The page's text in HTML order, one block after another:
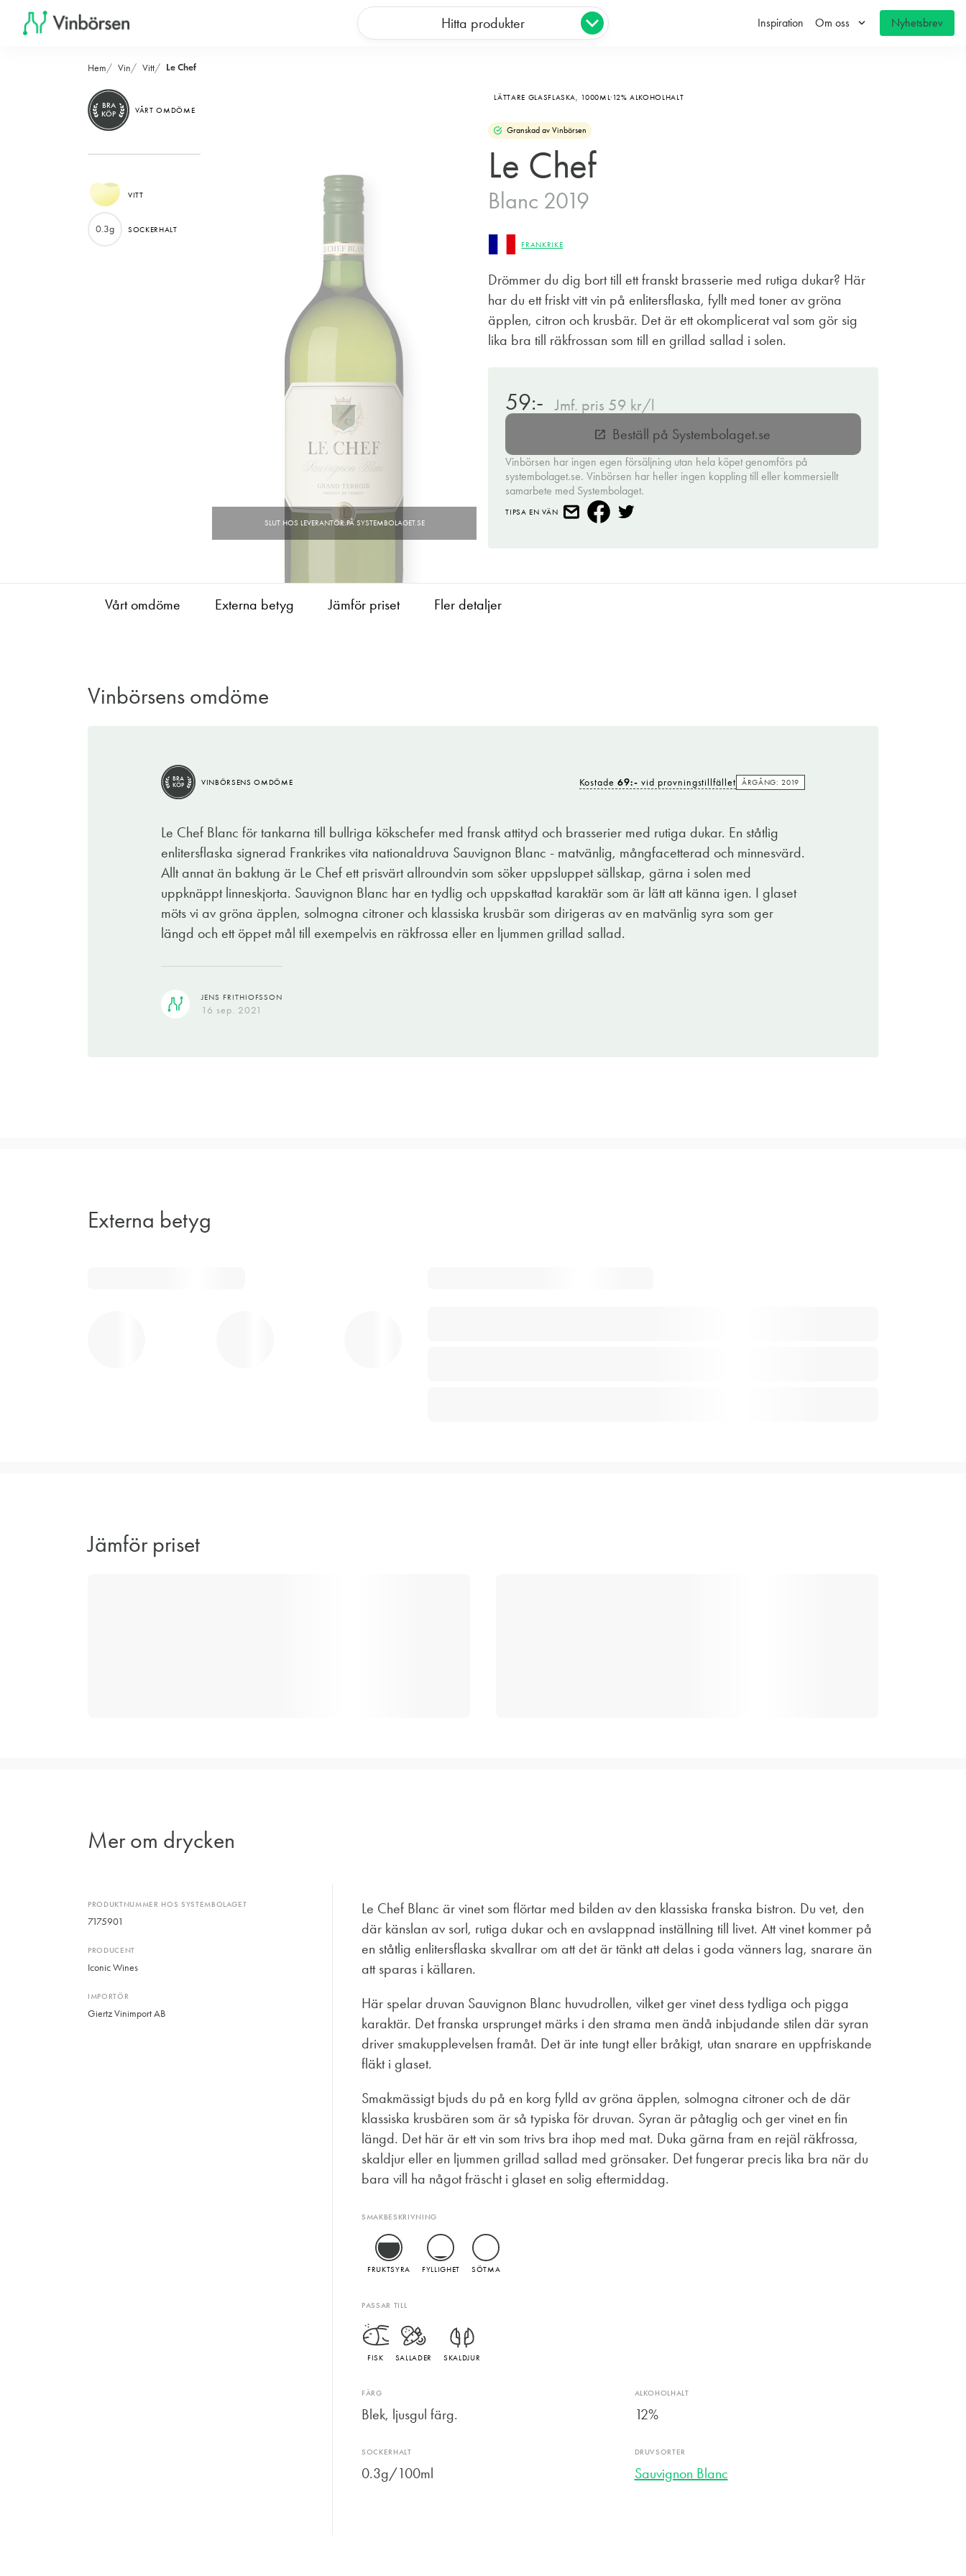
Hitta produkter Inspiration Om oss keyboard_arrow_down Nyhetsbrev
Hem Vin Vitt Le Chef
LÄTTARE GLASFLASKA, 1000ML 12% ALKOHOLHALT
Granskad av Vinbörsen
Le Chef
Blanc 2019
FRANKRIKE
Drömmer du dig bort till ett franskt brasserie med rutiga dukar? Här
har du ett friskt vitt vin på enlitersflaska, fyllt med toner av gröna
äpplen, citron och krusbär. Det är ett okomplicerat val som gör sig
lika bra till räkfrossan som till en grillad sallad i solen.
BRA
KÖP
VÅRT OMDÖME
VITT
0.3g SOCKERHALT
59:- Jmf. pris 59 kr/l
open_in_new Beställ på Systembolaget.se
Vinbörsen har ingen egen försäljning utan hela köpet genomförs på
systembolaget.se. Vinbörsen har heller ingen koppling till eller kommersiellt
samarbete med Systembolaget.
TIPSA EN VÄN
Vårt omdöme Externa betyg Jämför priset Fler detaljer
Vinbörsens omdöme
BRA
KÖP
VINBÖRSENS OMDÖME Kostade69:- vid provningstillfället ÅRGÅNG: 2019
Le Chef Blanc för tankarna till bullriga kökschefer med fransk attityd och brasserier med rutiga dukar. En ståtlig
enlitersflaska signerad Frankrikes vita nationaldruva Sauvignon Blanc - matvänlig, mångfacetterad och minnesvärd.
Allt annat än baktung är Le Chef ett prisvärt allroundvin som söker uppsluppet sällskap, gärna i solen med
uppknäppt linneskjorta. Sauvignon Blanc har en tydlig och uppskattad karaktär som är lätt att känna igen. I glaset
möts vi av gröna äpplen, solmogna citroner och klassiska krusbär som dirigeras av en matvänlig syra som ger
längd och ett öppet mål till exempelvis en räkfrossa eller en ljummen grillad sallad.
JENS FRITHIOFSSON
16 sep. 2021
Externa betyg
Jämför priset
Mer om drycken
PRODUKTNUMMER HOS SYSTEMBOLAGET
7175901
PRODUCENT
Iconic Wines
IMPORTÖR
Giertz Vinimport AB
Le Chef Blanc är vinet som flörtar med bilden av den klassiska franska bistron. Du vet, den
där känslan av sorl, rutiga dukar och en avslappnad inställning till livet. Att vinet kommer på
en ståtlig enlitersflaska skvallrar om att det är tänkt att delas i goda vänners lag, snarare än
att sparas i källaren.
Här spelar druvan Sauvignon Blanc huvudrollen, vilket ger vinet dess tydliga och pigga
karaktär. Det franska ursprunget märks i den strama men ändå inbjudande stilen där syran
driver smakupplevelsen framåt. Det är inte tungt eller bråkigt, utan snarare en uppfriskande
fläkt i glaset.
Smakmässigt bjuds du på en korg fylld av gröna äpplen, solmogna citroner och de där
klassiska krusbären som är så typiska för druvan. Syran är påtaglig och ger vinet en fin
längd. Det här är ett vin som trivs bra ihop med mat. Duka gärna fram en rejäl räkfrossa,
skaldjur eller en ljummen grillad sallad med grönsaker. Det fungerar precis lika bra när du
bara vill ha något fräscht i glaset en solig eftermiddag.
SMAKBESKRIVNING
FRUKTSYRA FYLLIGHET SÖTMA
PASSAR TILL
FISK SALLADER SKALDJUR
FÄRG
Blek, ljusgul färg.
ALKOHOLHALT
12%
SOCKERHALT
0.3g/100ml
DRUVSORTER
Sauvignon Blanc